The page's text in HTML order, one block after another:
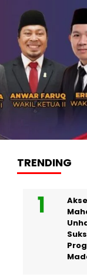
TRENDING